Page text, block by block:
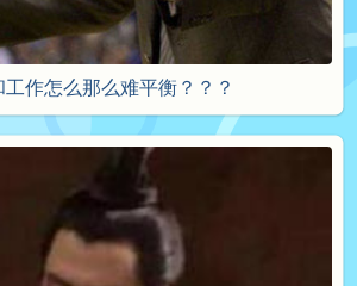
作怎么那么难平衡？？？